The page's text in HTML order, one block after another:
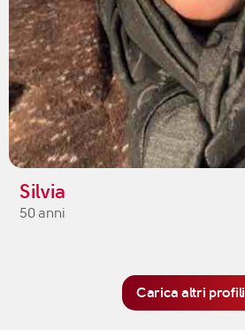
Silvia
50 anni
Carica altri profili